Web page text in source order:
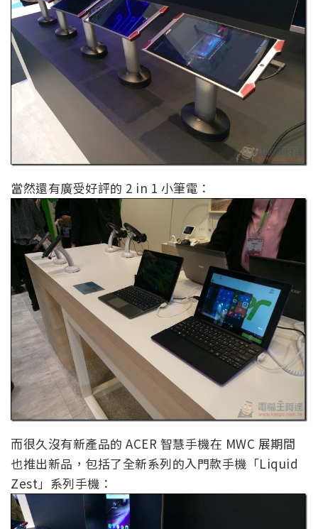
當然還有廣受好評的 2 in 1 小筆電：
而很久沒有新產品的 ACER 智慧手機在 MWC 展期間
也推出新品，包括了全新系列的入門款手機「Liquid
Zest」系列手機：